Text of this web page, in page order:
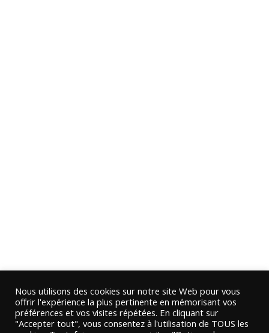
Nous utilisons des cookies sur notre site Web pour vous
offrir l'expérience la plus pertinente en mémorisant vos
préférences et vos visites répétées. En cliquant sur
"Accepter tout", vous consentez à l'utilisation de TOUS les